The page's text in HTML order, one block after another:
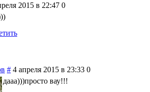
2015 в 22:47 0
# 4 апреля 2015 в 23:33 0
дааа)))просто вау!!!